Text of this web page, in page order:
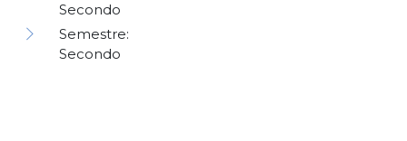
Secondo
Semestre:
Secondo